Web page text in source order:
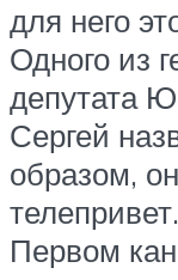
для него
Одного из
депутата
Сергей
образом,
Первом